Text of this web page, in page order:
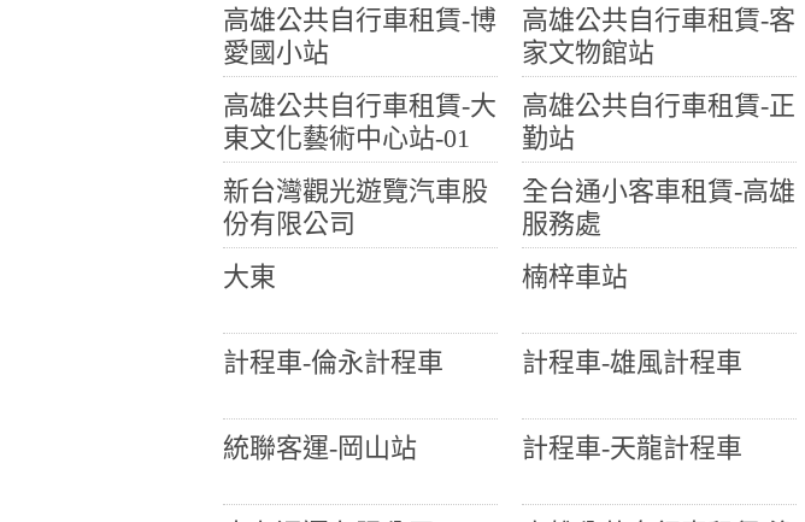
高雄公共自行車租賃-博
愛國小站
高雄公共自行車租賃-客
家文物館站
高雄公共自行車租賃-大
東文化藝術中心站-01
高雄公共自行車租賃-正
勤站
新台灣觀光遊覽汽車股
份有限公司
全台通小客車租賃-高雄
服務處
大東 楠梓車站
計程車-倫永計程車 計程車-雄風計程車
統聯客運-岡山站
計程車-天龍計程車